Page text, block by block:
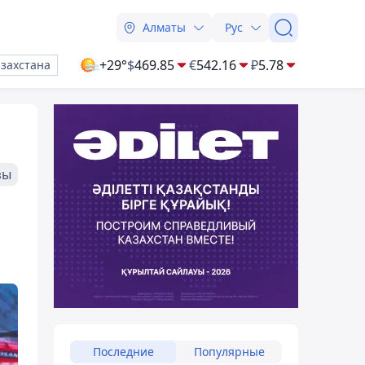
Алматы Рус
+29°$469.85 €542.16 ₽5.78
Последние Популярные